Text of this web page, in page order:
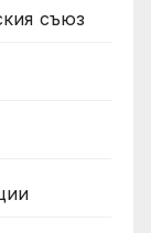
съюз